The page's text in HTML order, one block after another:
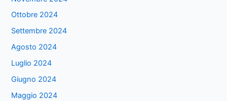
Ottobre 2024
Settembre 2024
Agosto 2024
Luglio 2024
Giugno 2024
Maggio 2024